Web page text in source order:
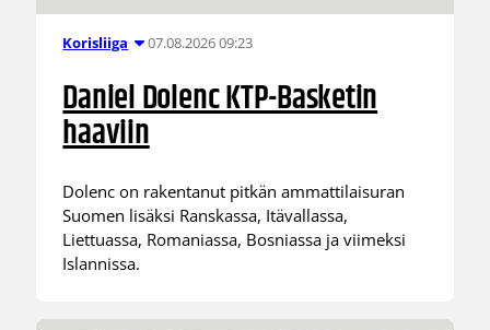
Korisliiga 07.08.2026 09:23
Daniel Dolenc KTP-Basketin
haaviin
Dolenc on rakentanut pitkän ammattilaisuran
Suomen lisäksi Ranskassa, Itävallassa,
Liettuassa, Romaniassa, Bosniassa ja viimeksi
Islannissa.